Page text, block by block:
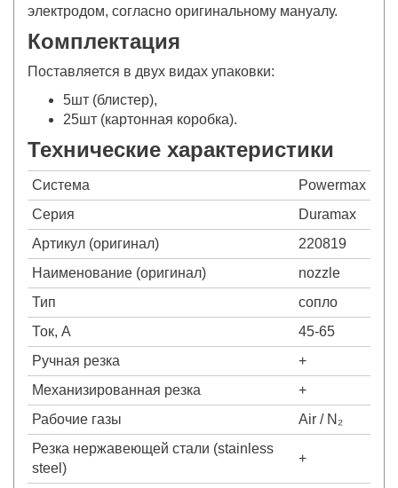
электродом, согласно оригинальному мануалу.
Комплектация
Поставляется в двух видах упаковки:
5шт (блистер),
25шт (картонная коробка).
Технические характеристики
Система
Powermax
Серия
Duramax
Артикул (оригинал)
220819
Наименование (оригинал)
nozzle
Тип
сопло
Ток, А
45-65
Ручная резка
+
Механизированная резка
+
Рабочие газы
Air / N₂
Резка нержавеющей стали (stainless
steel)
+